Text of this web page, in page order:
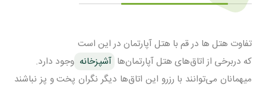
تفاوت هتل ها در قم با هتل آپارتمان در این است
که دربرخی از اتاق‌های هتل آپارتمان‌ها آشپزخانه وجود دارد.
میهمانان می‌توانند با رزرو این اتاق‌ها دیگر نگران پخت و پز نباشند